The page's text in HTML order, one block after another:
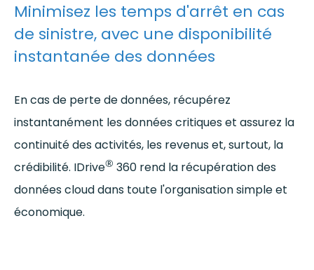
Minimisez les temps d'arrêt en cas
de sinistre, avec une disponibilité
instantanée des données
En cas de perte de données, récupérez
instantanément les données critiques et assurez la
continuité des activités, les revenus et, surtout, la
crédibilité. IDrive® 360 rend la récupération des
données cloud dans toute l'organisation simple et
économique.